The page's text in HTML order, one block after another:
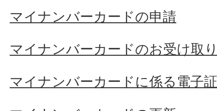
マイナンバーカードの申請
マイナンバーカードのお受け取
マイナンバーカードに係る電子